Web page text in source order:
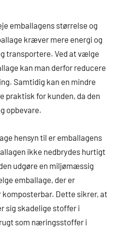
emballagens størrelse og
kræver mere energi og
transportere. Ved at vælge
kan man derfor reducere
Samtidig kan en mindre
praktisk for kunden, da den
opbevare.
hensyn til er emballagens
ikke nedbrydes hurtigt
udgøre en miljømæssig
emballage, der er
Dette sikrer, at
sig skadelige stoffer i
som næringsstoffer i